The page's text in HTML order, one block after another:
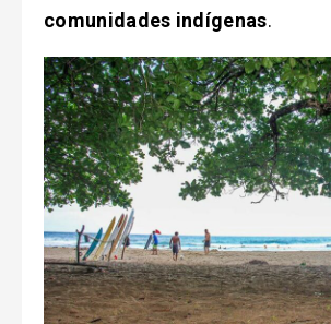
comunidades indígenas.